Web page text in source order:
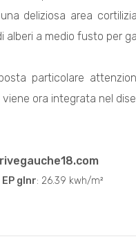
deliziosa area
alberi a medio fusto per
particolare
ora integrata nel
EP glnr: 26.39 kwh/m²